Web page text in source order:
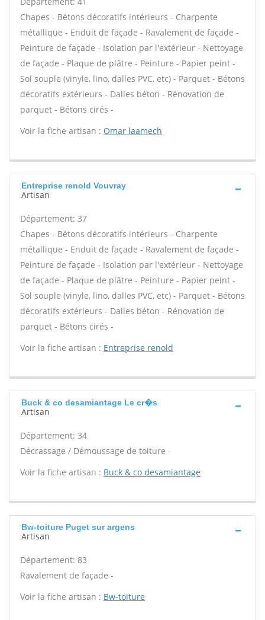
Chapes - Bétons décoratifs intérieurs - Charpente
métallique - Enduit de façade - Ravalement de façade -
Peinture de façade - Isolation par l'extérieur - Nettoyage
de façade - Plaque de plâtre - Peinture - Papier peint -
Sol souple (vinyle, lino, dalles PVC, etc) - Parquet - Bétons
décoratifs extérieurs - Dalles béton - Rénovation de
parquet - Bétons cirés -
Voir la fiche artisan : Omar laamech
Entreprise renold Vouvray
Artisan
Département: 37
Chapes - Bétons décoratifs intérieurs - Charpente
métallique - Enduit de façade - Ravalement de façade -
Peinture de façade - Isolation par l'extérieur - Nettoyage
de façade - Plaque de plâtre - Peinture - Papier peint -
Sol souple (vinyle, lino, dalles PVC, etc) - Parquet - Bétons
décoratifs extérieurs - Dalles béton - Rénovation de
parquet - Bétons cirés -
Voir la fiche artisan : Entreprise renold
Buck & co desamiantage Le cr�s
Artisan
Département: 34
Décrassage / Démoussage de toiture -
Voir la fiche artisan : Buck & co desamiantage
Bw-toiture Puget sur argens
Artisan
Département: 83
Ravalement de façade -
Voir la fiche artisan : Bw-toiture